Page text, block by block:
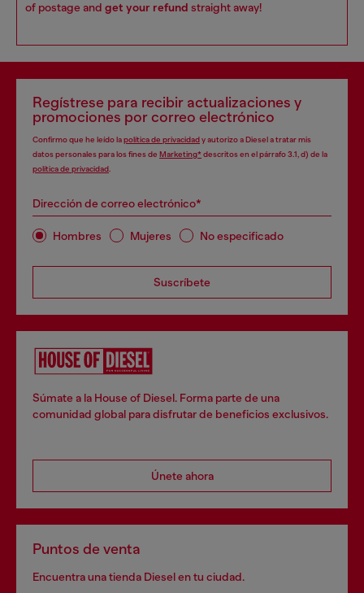
of postage and get your refund straight away!
Regístrese para recibir actualizaciones y
promociones por correo electrónico
Confirmo que he leído lapolítica de privacidady autorizo a Diesel a tratar mis
datos personales para los fines de Marketing*descritos en el párrafo 3.1, d) de la
política de privacidad
Dirección de correo electrónico*
Hombres Mujeres No especificado
Suscríbete
Súmate a la House of Diesel. Forma parte de una
comunidad global para disfrutar de beneficios exclusivos.
Únete ahora
Puntos de venta
Encuentra una tienda Diesel en tu ciudad.